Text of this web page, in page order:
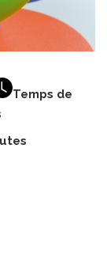
Temps de